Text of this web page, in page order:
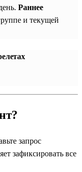
Раннее
и текущей
запрос
зафиксировать все